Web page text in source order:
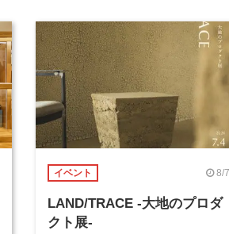
イベント 8/7
LAND/TRACE -大地のプロダ
クト展-